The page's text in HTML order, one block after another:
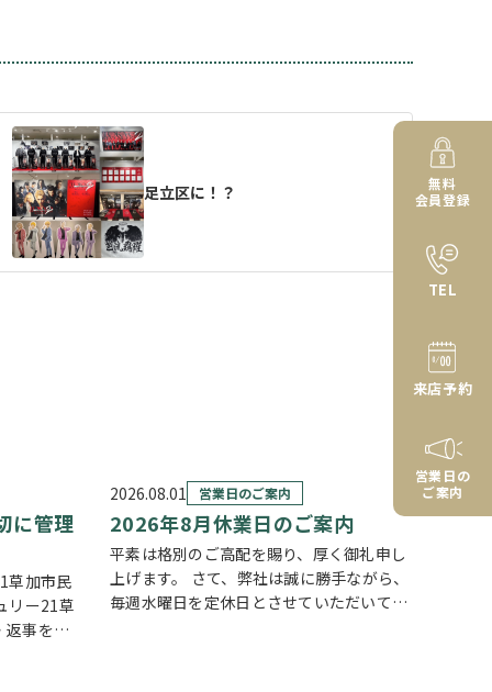
足立区に！？
に管理
草加市民
リー21草
返事を大
2026.08.01 営業日のご案内
2026年8月休業日のご案内
平素は格別のご高配を賜り、厚く御礼申し
上げます。 さて、弊社は誠に勝手ながら、
毎週水曜日を定休日とさせていただいてお
無料
会員登録
TEL
来店予約
営業日の
ご案内